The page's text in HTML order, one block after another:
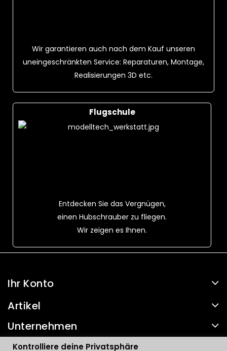
Wir garantieren auch nach dem Kauf unseren
uneingeschränkten Service: Reparaturen, Montage,
Realisierungen 3D etc.
Flugschule
Entdecken Sie das Vergnügen,
einen Hubschrauber zu fliegen.
Wir zeigen es Ihnen.
Ihr Konto
Artikel
Unternehmen
Kontakt
Kontrolliere deine Privatsphäre